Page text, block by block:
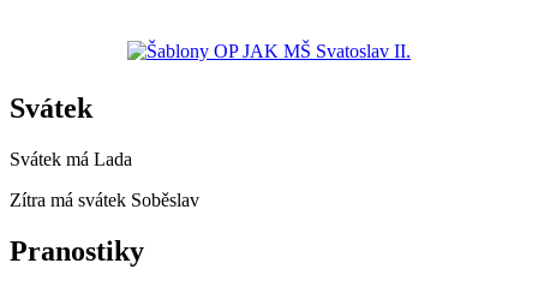
Svátek
Svátek má Lada
Zítra má svátek Soběslav
Pranostiky